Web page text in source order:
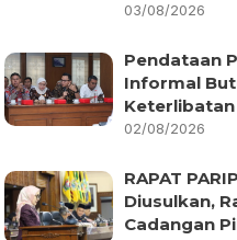
03/08/2026
Pendataan
Informal
02/08/2026
RAPAT
Diusulkan,
Cadangan